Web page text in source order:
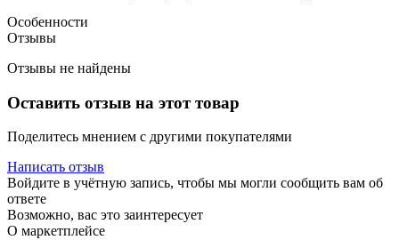
Особенности
Отзывы
Отзывы не найдены
Оставить отзыв на этот товар
Поделитесь мнением с другими покупателями
Написать отзыв
Войдите в учётную запись, чтобы мы могли сообщить вам об
ответе
Возможно, вас это заинтересует
О маркетплейсе